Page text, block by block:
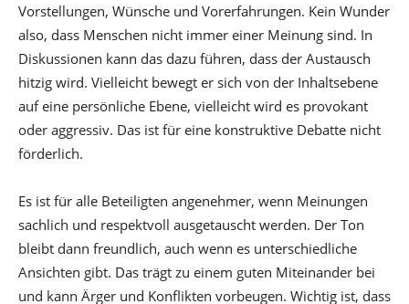
Vorstellungen, Wünsche und Vorerfahrungen. Kein Wunder
also, dass Menschen nicht immer einer Meinung sind. In
Diskussionen kann das dazu führen, dass der Austausch
hitzig wird. Vielleicht bewegt er sich von der Inhaltsebene
auf eine persönliche Ebene, vielleicht wird es provokant
oder aggressiv. Das ist für eine konstruktive Debatte nicht
förderlich.
Es ist für alle Beteiligten angenehmer, wenn Meinungen
sachlich und respektvoll ausgetauscht werden. Der Ton
bleibt dann freundlich, auch wenn es unterschiedliche
Ansichten gibt. Das trägt zu einem guten Miteinander bei
und kann Ärger und Konflikten vorbeugen. Wichtig ist, dass